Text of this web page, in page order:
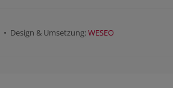
• Design & Umsetzung:WESEO